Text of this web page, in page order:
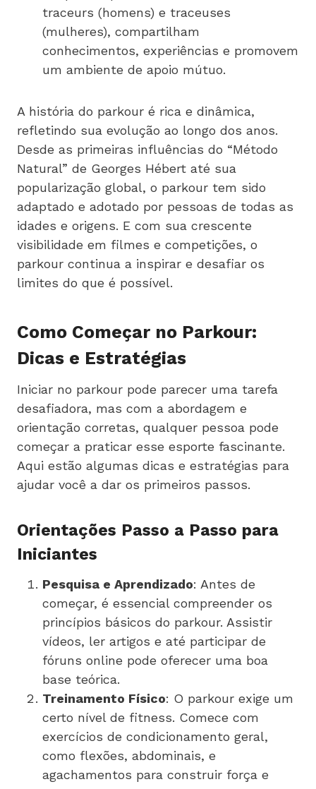
traceurs (homens) e traceuses
(mulheres), compartilham
conhecimentos, experiências e promovem
um ambiente de apoio mútuo.
A história do parkour é rica e dinâmica,
refletindo sua evolução ao longo dos anos.
Desde as primeiras influências do “Método
Natural” de Georges Hébert até sua
popularização global, o parkour tem sido
adaptado e adotado por pessoas de todas as
idades e origens. E com sua crescente
visibilidade em filmes e competições, o
parkour continua a inspirar e desafiar os
limites do que é possível.
Como Começar no Parkour:
Dicas e Estratégias
Iniciar no parkour pode parecer uma tarefa
desafiadora, mas com a abordagem e
orientação corretas, qualquer pessoa pode
começar a praticar esse esporte fascinante.
Aqui estão algumas dicas e estratégias para
ajudar você a dar os primeiros passos.
Orientações Passo a Passo para
Iniciantes
Pesquisa e Aprendizado: Antes de
começar, é essencial compreender os
princípios básicos do parkour. Assistir
vídeos, ler artigos e até participar de
fóruns online pode oferecer uma boa
base teórica.
Treinamento Físico: O parkour exige um
certo nível de fitness. Comece com
exercícios de condicionamento geral,
como flexões, abdominais, e
agachamentos para construir força e